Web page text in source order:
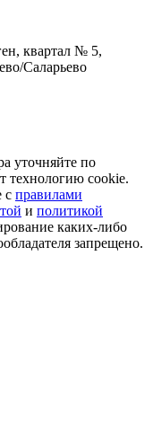
квартал № 5,
Саларьево
уточняйте по
технологию cookie.
с правилами
и политикой
каких-либо
запрещено.